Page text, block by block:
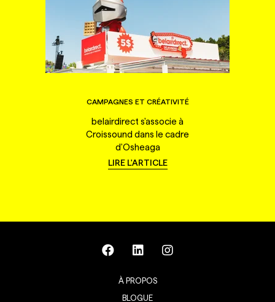
CAMPAGNES ET CRÉATIVITÉ
belairdirect s'associe à
Croissound dans le cadre
d'Osheaga
LIRE L'ARTICLE
À PROPOS
BLOGUE